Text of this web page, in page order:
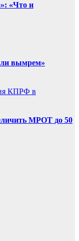
«Что и
вымрем»
КПРФ в
МРОТ до 50